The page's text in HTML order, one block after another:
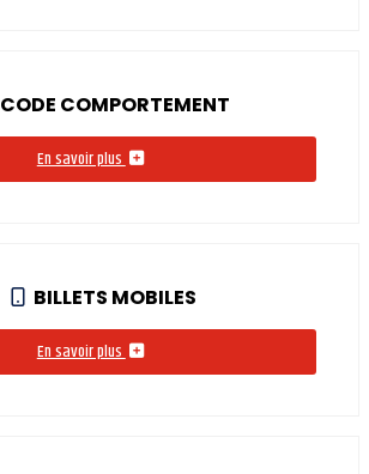
CODE COMPORTEMENT
En savoir plus
BILLETS MOBILES
En savoir plus